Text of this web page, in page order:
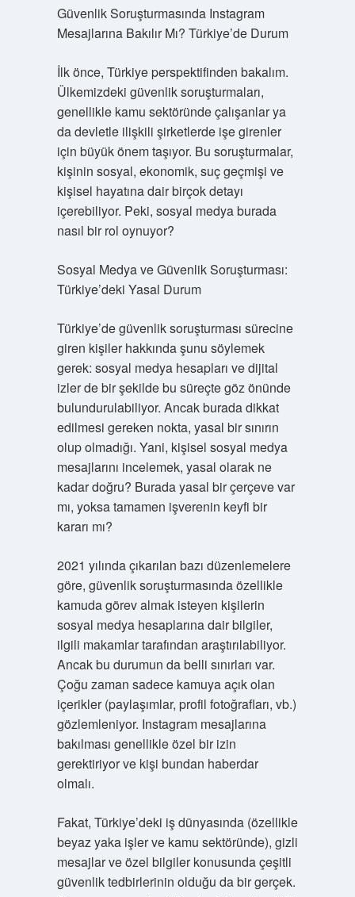
Güvenlik Soruşturmasında Instagram
Mesajlarına Bakılır Mı? Türkiye’de Durum
İlk önce, Türkiye perspektifinden bakalım.
Ülkemizdeki güvenlik soruşturmaları,
genellikle kamu sektöründe çalışanlar ya
da devletle ilişkili şirketlerde işe girenler
için büyük önem taşıyor. Bu soruşturmalar,
kişinin sosyal, ekonomik, suç geçmişi ve
kişisel hayatına dair birçok detayı
içerebiliyor. Peki, sosyal medya burada
nasıl bir rol oynuyor?
Sosyal Medya ve Güvenlik Soruşturması:
Türkiye’deki Yasal Durum
Türkiye’de güvenlik soruşturması sürecine
giren kişiler hakkında şunu söylemek
gerek: sosyal medya hesapları ve dijital
izler de bir şekilde bu süreçte göz önünde
bulundurulabiliyor. Ancak burada dikkat
edilmesi gereken nokta, yasal bir sınırın
olup olmadığı. Yani, kişisel sosyal medya
mesajlarını incelemek, yasal olarak ne
kadar doğru? Burada yasal bir çerçeve var
mı, yoksa tamamen işverenin keyfi bir
kararı mı?
2021 yılında çıkarılan bazı düzenlemelere
göre, güvenlik soruşturmasında özellikle
kamuda görev almak isteyen kişilerin
sosyal medya hesaplarına dair bilgiler,
ilgili makamlar tarafından araştırılabiliyor.
Ancak bu durumun da belli sınırları var.
Çoğu zaman sadece kamuya açık olan
içerikler (paylaşımlar, profil fotoğrafları, vb.)
gözlemleniyor. Instagram mesajlarına
bakılması genellikle özel bir izin
gerektiriyor ve kişi bundan haberdar
olmalı.
Fakat, Türkiye’deki iş dünyasında (özellikle
beyaz yaka işler ve kamu sektöründe), gizli
mesajlar ve özel bilgiler konusunda çeşitli
güvenlik tedbirlerinin olduğu da bir gerçek.